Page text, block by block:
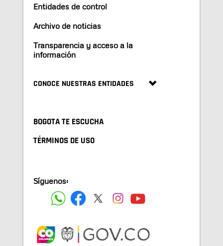
Entidades de control
Archivo de noticias
Transparencia y acceso a la
información
CONOCE NUESTRAS ENTIDADES
BOGOTA TE ESCUCHA
TÉRMINOS DE USO
Síguenos: